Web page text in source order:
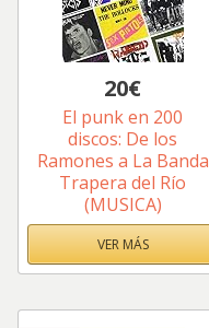
20€
El punk en 200
discos: De los
Ramones a La Banda
Trapera del Río
(MUSICA)
VER MÁS